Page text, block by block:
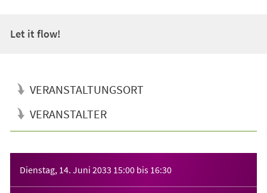
Let it flow!
VERANSTALTUNGSORT
VERANSTALTER
Dienstag, 14. Juni 2033 15:00 bis 16:30